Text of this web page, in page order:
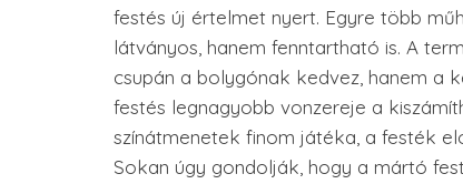
festés új értelmet nyert. Egyre több
látványos, hanem fenntartható is. A
csupán a bolygónak kedvez, hanem a
festés legnagyobb vonzereje a
színátmenetek finom játéka, a festék
Sokan úgy gondolják, hogy a mártó